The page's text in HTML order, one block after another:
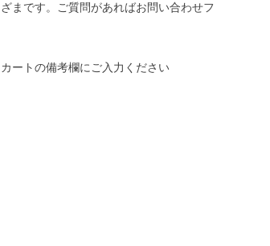
まです。ご質問があればお問い合わせフ
ートの備考欄にご入力ください